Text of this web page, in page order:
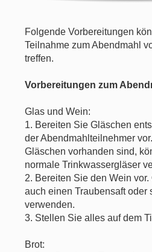
Folgende Vorbereitungen
Teilnahme zum Abendmahl
treffen.
Vorbereitungen zum
Glas und Wein:
1. Bereiten Sie Gläschen
der Abendmahlteilnehmer
Gläschen vorhanden sind,
normale Trinkwassergläser
2. Bereiten Sie den Wein
auch einen Traubensaft oder
verwenden.
3. Stellen Sie alles auf dem
Brot: